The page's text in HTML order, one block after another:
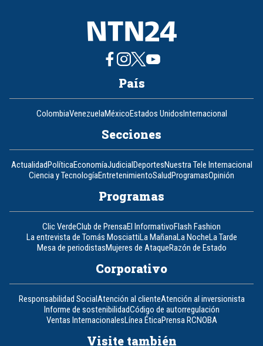
País
ColombiaVenezuelaMéxicoEstados UnidosInternacional
Secciones
ActualidadPolíticaEconomíaJudicialDeportesNuestra Tele Internacional
Ciencia y TecnologíaEntretenimientoSaludProgramasOpinión
Programas
Clic VerdeClub de PrensaEl InformativoFlash Fashion
La entrevista de Tomás MosciattiLa MañanaLa NocheLa Tarde
Mesa de periodistasMujeres de AtaqueRazón de Estado
Corporativo
Responsabilidad SocialAtención al clienteAtención al inversionista
Informe de sostenibilidadCódigo de autorregulación
Ventas InternacionalesLínea ÉticaPrensa RCNOBA
Visite también